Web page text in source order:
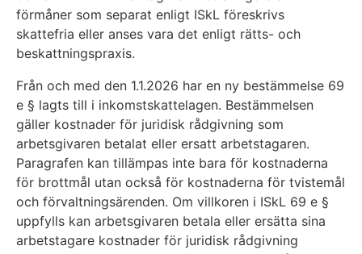
förmåner som separat enligt ISkL föreskrivs
skattefria eller anses vara det enligt rätts- och
beskattningspraxis.
Från och med den 1.1.2026 har en ny bestämmelse 69
e § lagts till i inkomstskattelagen. Bestämmelsen
gäller kostnader för juridisk rådgivning som
arbetsgivaren betalat eller ersatt arbetstagaren.
Paragrafen kan tillämpas inte bara för kostnaderna
för brottmål utan också för kostnaderna för tvistemål
och förvaltningsärenden. Om villkoren i ISkL 69 e §
uppfylls kan arbetsgivaren betala eller ersätta sina
arbetstagare kostnader för juridisk rådgivning